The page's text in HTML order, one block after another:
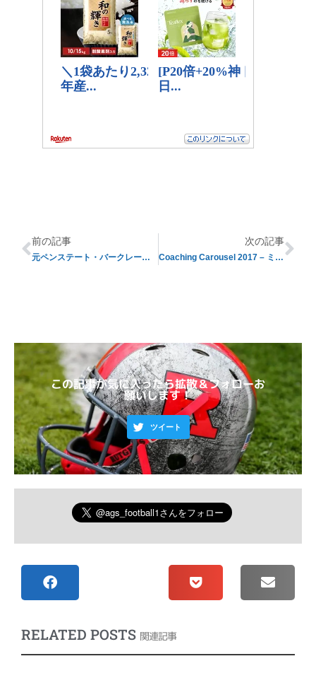
前の記事
元ペンステート・バークレーへの地元愛
次の記事
Coaching Carousel 2017 – ミシシッピ州立大の場合
この記事が気に入ったら拡散＆フォローお
願いします！
ツイート
RELATED POSTS 関連記事